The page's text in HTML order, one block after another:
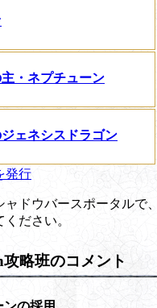
・ネプチューン
ェネシスドラゴン
発行
ドウバースポータルで
ださい。
略班のコメント